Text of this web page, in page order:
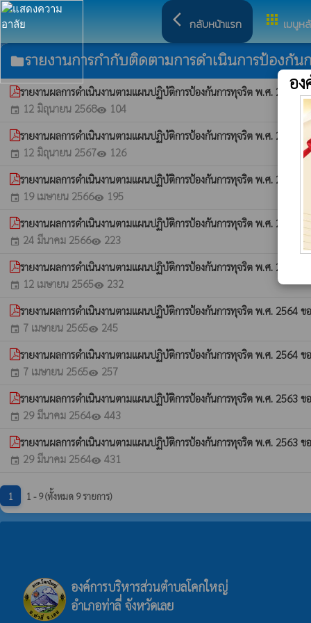
arrow_back_ios กลับหน้าแรก apps เมนูห
folderรายงานการกำกับติดตามการดำเนินการป้องกัน
รายงานผลการดำเนินงานตามแผนปฏิบัติการป้องกันการทุจริต พ.ศ. 2568
event 12 มิถุนายน 2568visibility 104
รายงานผลการดำเนินงานตามแผนปฏิบัติการป้องกันการทุจริต พ.ศ. 2567
event 12 มิถุนายน 2567visibility 126
รายงานผลการดำเนินงานตามแผนปฏิบัติการป้องกันการทุจริต พ.ศ. 2566
event 19 เมษายน 2566visibility 195
รายงานผลการดำเนินงานตามแผนปฏิบัติการป้องกันการทุจริต พ.ศ. 2565
event 24 มีนาคม 2566visibility 223
รายงานผลการดำเนินงานตามแผนปฏิบัติการป้องกันการทุจริต พ.ศ. 2565
event 12 เมษายน 2565visibility 232
รายงานผลการดำเนินงานตามแผนปฏิบัติการป้องกันการทุจริต พ.ศ. 2564
event 7 เมษายน 2565visibility 245
รายงานผลการดำเนินงานตามแผนปฏิบัติการป้องกันการทุจริต พ.ศ. 2564
event 7 เมษายน 2565visibility 257
รายงานผลการดำเนินงานตามแผนปฏิบัติการป้องกันการทุจริต พ.ศ. 2563
event 29 มีนาคม 2564visibility 443
รายงานผลการดำเนินงานตามแผนปฏิบัติการป้องกันการทุจริต พ.ศ. 2563
event 29 มีนาคม 2564visibility 431
1 1 - 9 (ทั้งหมด 9 รายการ)
องค์การบริหารส่วนตำบลโคกใหญ่
อำเภอท่าลี่ จังหวัดเลย
อ